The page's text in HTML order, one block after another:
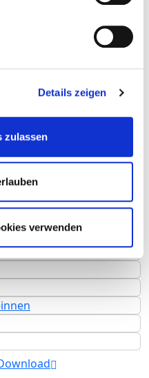
Details zeigen
zulassen
verwenden
- Netzwerk für
Land Berlin)